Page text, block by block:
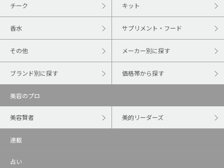
チーク キット
香水 サプリメント・フード
その他 メーカー別に探す
ブランド別に探す 価格帯から探す
美容のプロ
美容賢者 美的リーダーズ
連載
占い